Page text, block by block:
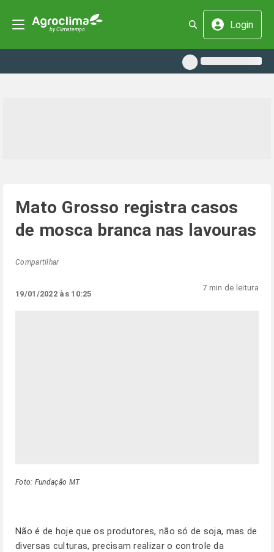
Login
Mato Grosso registra casos
de mosca branca nas lavouras
Compartilhar
19/01/2022 às 10:25
7 min de leitura
Foto: Fundação MT
Não é de hoje que os produtores, não só de soja, mas de
diversas culturas, precisam realizar o controle da